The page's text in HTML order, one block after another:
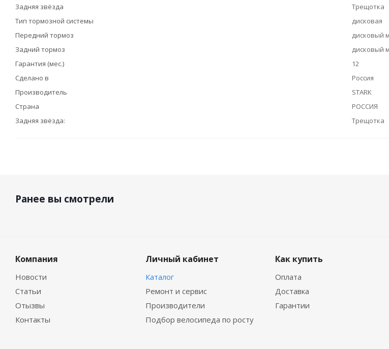
Задняя звёзда
Трещотка
Тип тормозной системы
дисковая
Передний тормоз
дисковый
Задний тормоз
дисковый
Гарантия (мес.)
12
Сделано в
Россия
Производитель
STARK
Страна
РОССИЯ
Задняя звёзда:
Трещотка
Ранее вы смотрели
Компания
Новости
Статьи
Отызвы
Контакты
Личный кабинет
Каталог
Ремонт и сервис
Производители
Подбор велосипеда по росту
Как купить
Оплата
Доставка
Гарантии